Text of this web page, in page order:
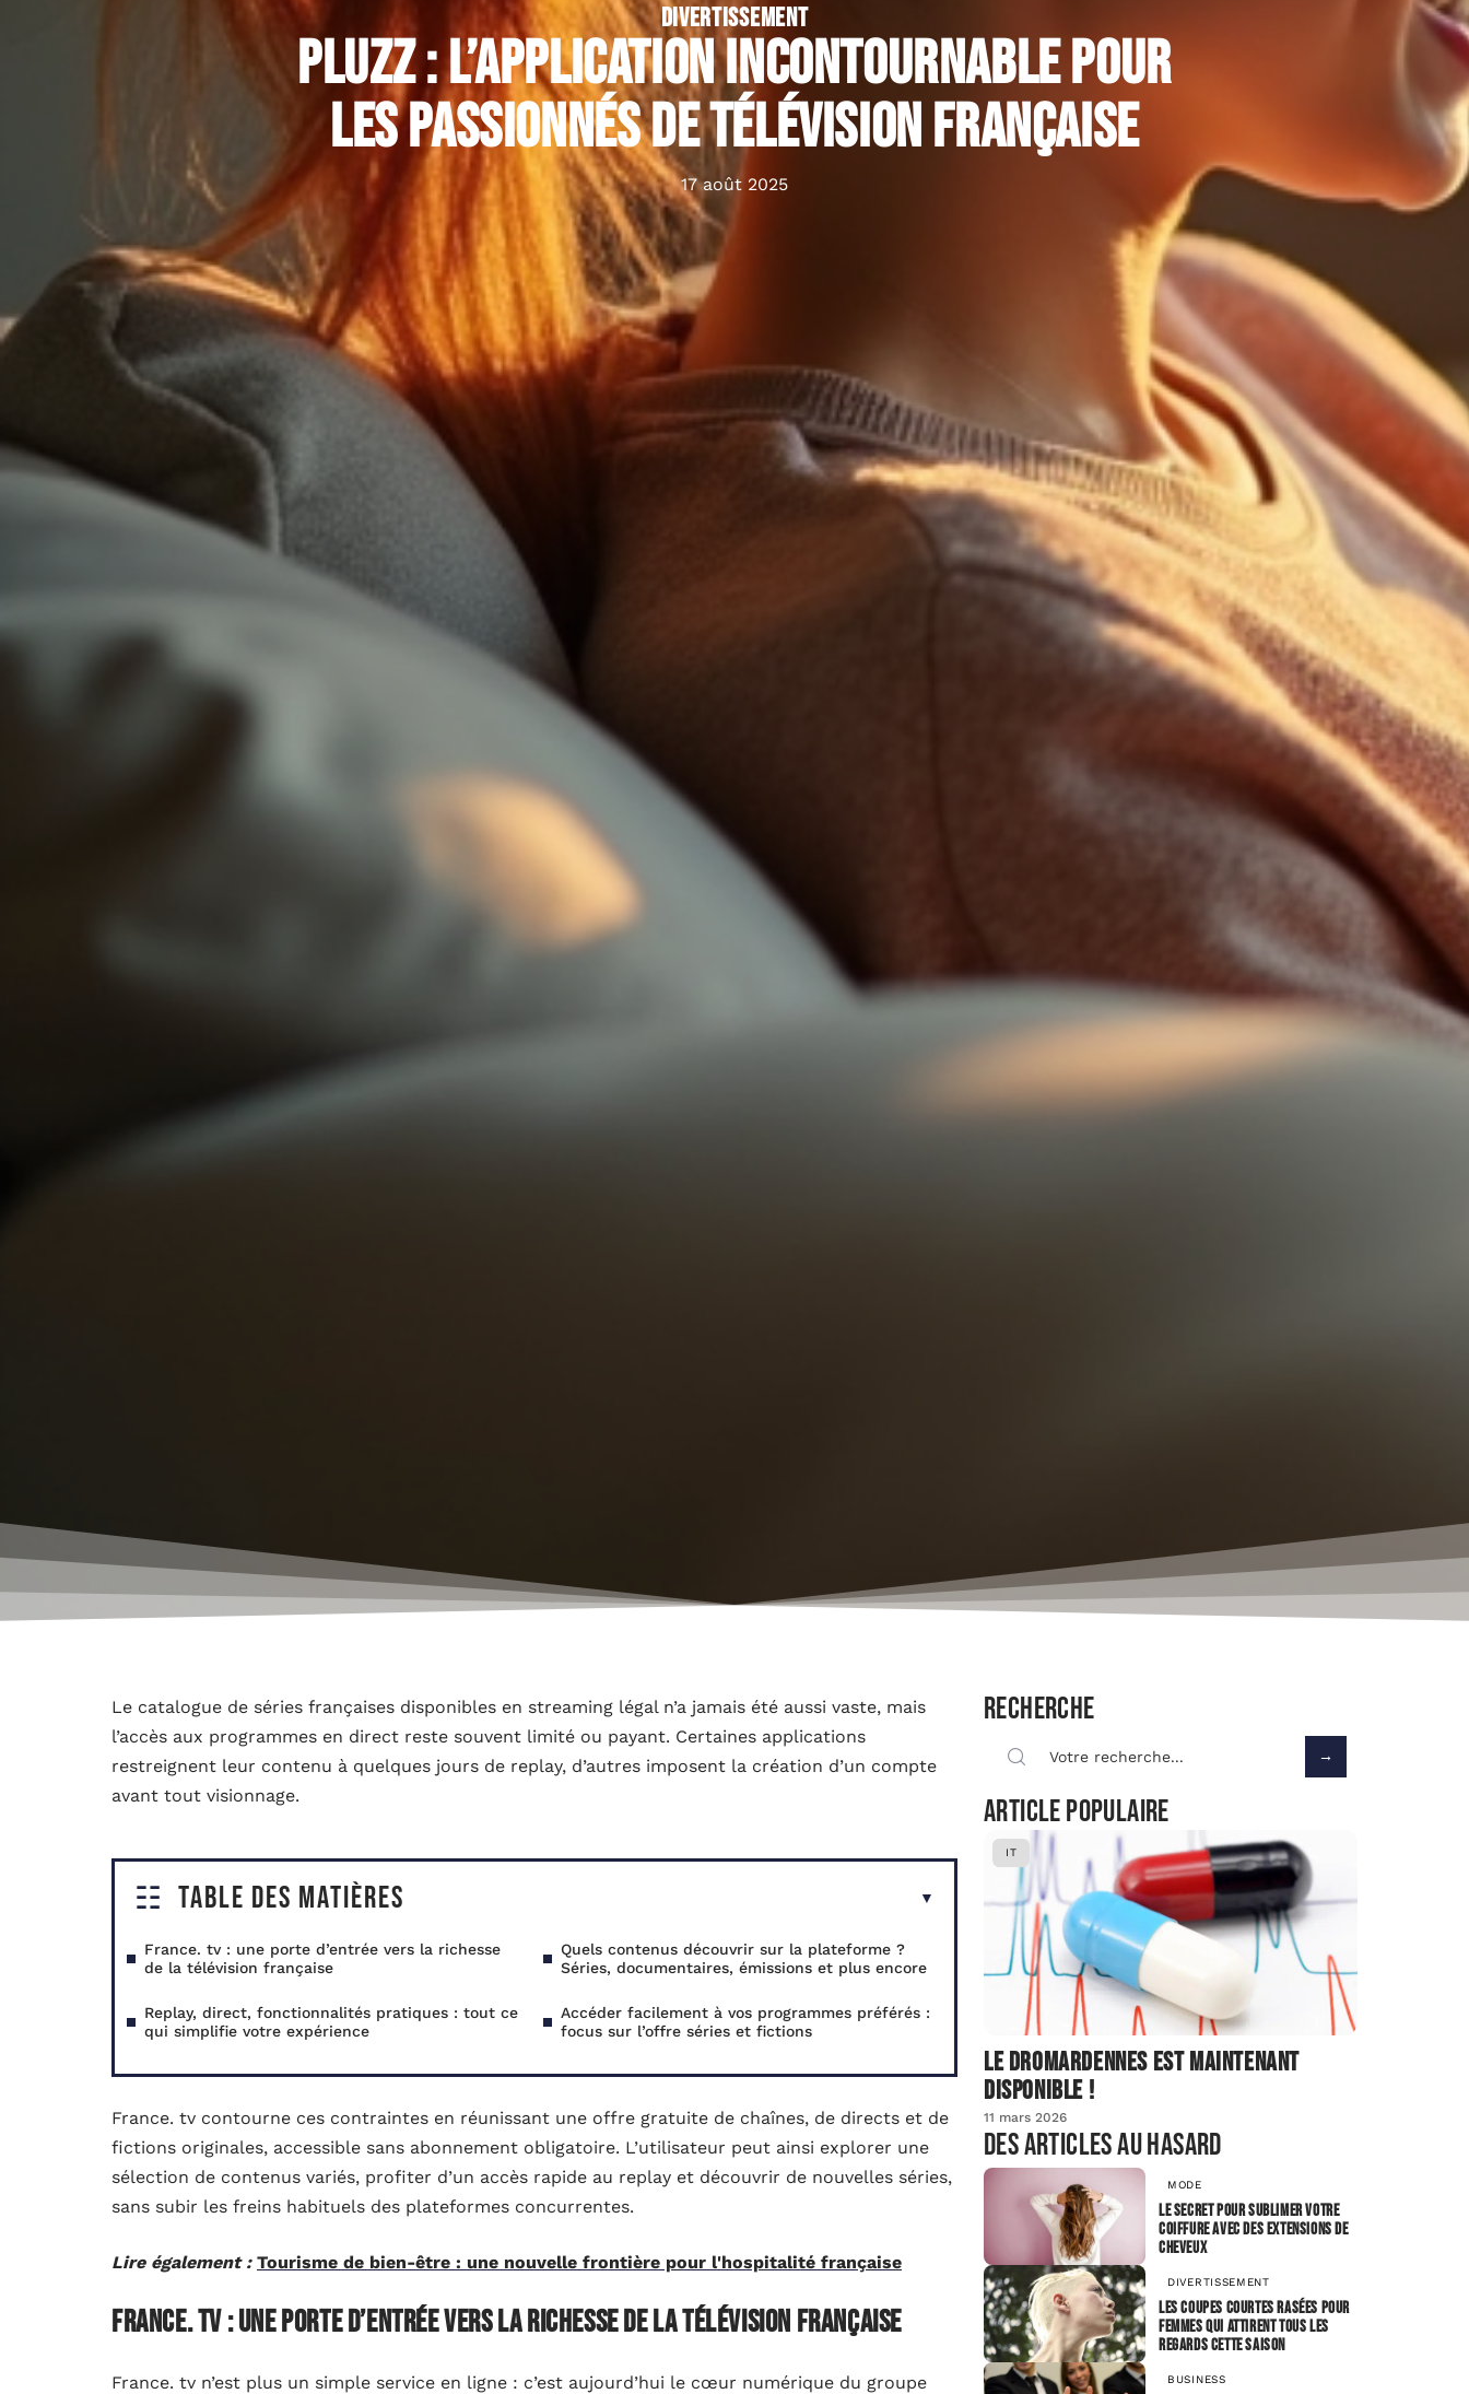
DIVERTISSEMENT
Pluzz : l’application incontournable pour
les passionnés de télévision française
17 août 2025
Le catalogue de séries françaises disponibles en streaming légal n’a jamais été aussi vaste, mais
l’accès aux programmes en direct reste souvent limité ou payant. Certaines applications
restreignent leur contenu à quelques jours de replay, d’autres imposent la création d’un compte
avant tout visionnage.
Table des matières
France. tv : une porte d’entrée vers la richesse
de la télévision française
Quels contenus découvrir sur la plateforme ?
Séries, documentaires, émissions et plus encore
Replay, direct, fonctionnalités pratiques : tout ce
qui simplifie votre expérience
Accéder facilement à vos programmes préférés :
focus sur l’offre séries et fictions
France. tv contourne ces contraintes en réunissant une offre gratuite de chaînes, de directs et de
fictions originales, accessible sans abonnement obligatoire. L’utilisateur peut ainsi explorer une
sélection de contenus variés, profiter d’un accès rapide au replay et découvrir de nouvelles séries,
sans subir les freins habituels des plateformes concurrentes.
Lire également : Tourisme de bien-être : une nouvelle frontière pour l'hospitalité française
France. tv : une porte d’entrée vers la richesse de la télévision française
France. tv n’est plus un simple service en ligne : c’est aujourd’hui le cœur numérique du groupe
Recherche
Article populaire
IT
Le dromardennes est maintenant
disponible !
11 mars 2026
Des articles au hasard
MODE
Le secret pour sublimer votre
coiffure avec des extensions de
cheveux
DIVERTISSEMENT
Les coupes courtes rasées pour
femmes qui attirent tous les
regards cette saison
BUSINESS